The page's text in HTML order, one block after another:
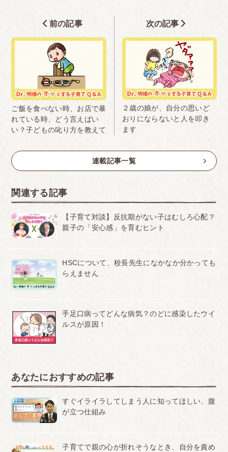
前の記事
ご飯を食べない時、お店で暴
れている時、どう言えばい
い？子どもの叱り方を教えて
２歳の娘が、自分の思いど
おりにならないと人を叩き
ます
次の記事
連載記事一覧
関連する記事
【子育て対談】反抗期がない子はむしろ心配？
親子の「安心感」を育むヒント
HSCについて、校長先生になかなか分かっても
らえません
手足口病ってどんな病気？のどに感染したウイ
ルスが原因！
あなたにおすすめの記事
すぐイライラしてしまう人に知ってほしい、腹
が立つ仕組み
子育てで親の心が折れそうなとき、自分を責め